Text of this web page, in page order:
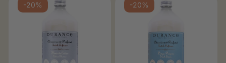
-20% -20%